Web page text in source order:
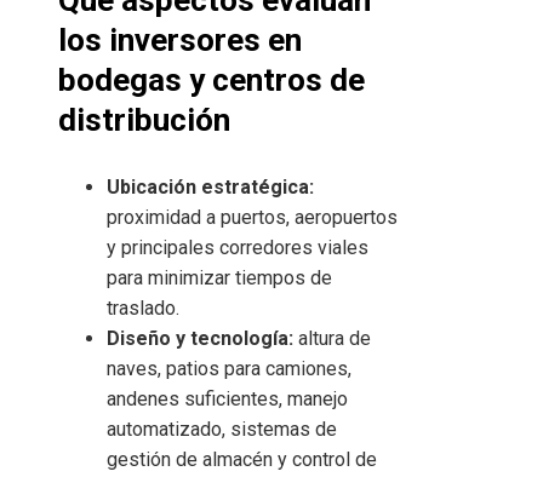
los inversores en
bodegas y centros de
distribución
Ubicación estratégica:
proximidad a puertos, aeropuertos
y principales corredores viales
para minimizar tiempos de
traslado.
Diseño y tecnología: altura de
naves, patios para camiones,
andenes suficientes, manejo
automatizado, sistemas de
gestión de almacén y control de